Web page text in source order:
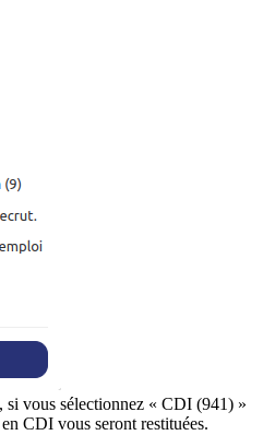
si vous sélectionnez « CDI (941) »
CDI vous seront restituées.